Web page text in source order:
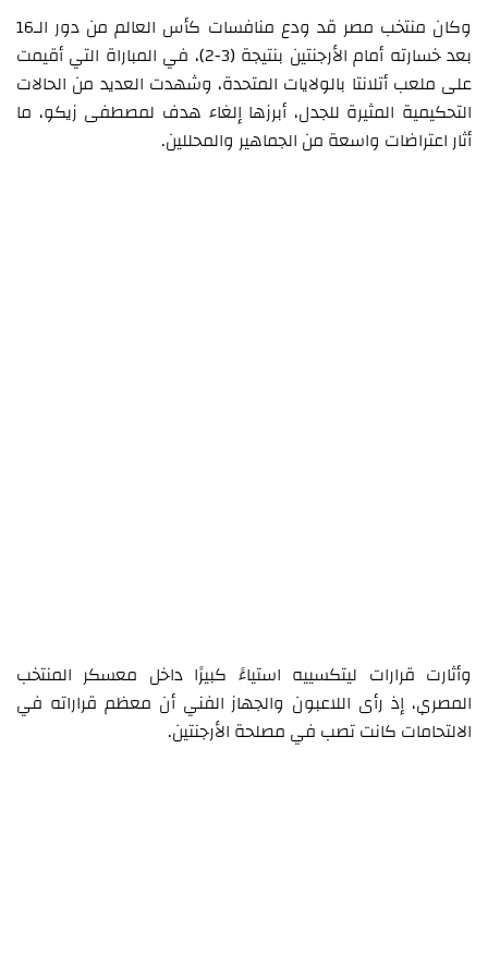
وكان منتخب مصر قد ودع منافسات كأس العالم من دور الـ16
بعد خسارته أمام الأرجنتين بنتيجة (3-2)، في المباراة التي أقيمت
على ملعب أتلانتا بالولايات المتحدة، وشهدت العديد من الحالات
التحكيمية المثيرة للجدل، أبرزها إلغاء هدف لمصطفى زيكو، ما
أثار اعتراضات واسعة من الجماهير والمحللين.
وأثارت قرارات ليتكسييه استياءً كبيرًا داخل معسكر المنتخب
المصري، إذ رأى اللاعبون والجهاز الفني أن معظم قراراته في
الالتحامات كانت تصب في مصلحة الأرجنتين.